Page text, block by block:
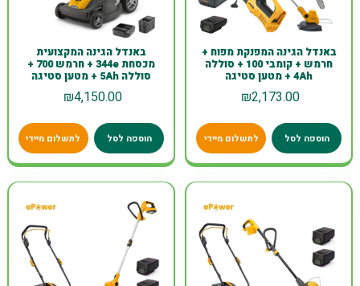
באנדל הגינה המפנקת מפוח +
חרמש + קומבי 100 + סוללה
4Ah + מטען סטיגה
₪2,173.00
הוספה לסל לתשלום מיידי
באנדל הגינה המקצועית
מכסחת 344e + חרמש 700 +
סוללה 5Ah + מטען סטיגה
₪4,150.00
הוספה לסל לתשלום מיידי